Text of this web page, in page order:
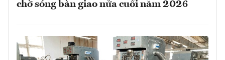
chờ sóng bàn giao nửa cuối năm 2026